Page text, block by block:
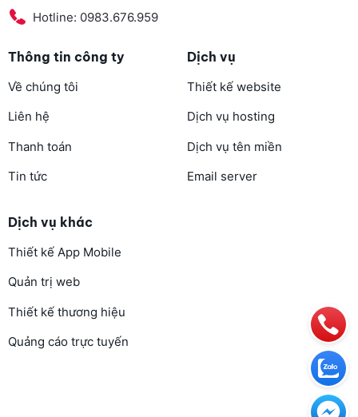
Hotline: 0983.676.959
Thông tin công ty
Về chúng tôi
Liên hệ
Thanh toán
Tin tức
Dịch vụ
Thiết kế website
Dịch vụ hosting
Dịch vụ tên miền
Email server
Dịch vụ khác
Thiết kế App Mobile
Quản trị web
Thiết kế thương hiệu
Quảng cáo trực tuyến